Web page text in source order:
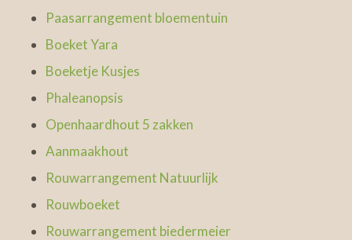
Paasarrangement bloementuin
Boeket Yara
Boeketje Kusjes
Phaleanopsis
Openhaardhout 5 zakken
Aanmaakhout
Rouwarrangement Natuurlijk
Rouwboeket
Rouwarrangement biedermeier